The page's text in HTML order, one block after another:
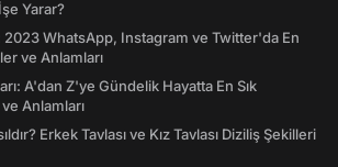
Yarar?
2023 WhatsApp, Instagram ve Twitter'da En
ve Anlamları
A'dan Z'ye Gündelik Hayatta En Sık
Anlamları
Erkek Tavlası ve Kız Tavlası Diziliş Şekilleri